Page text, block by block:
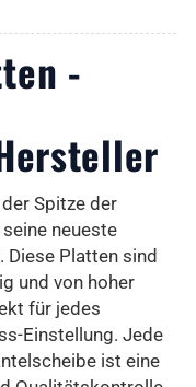
-
Spitze der
neueste
. Diese Platten sind
und von hoher
für jedes
Einstellung. Jede
ist eine